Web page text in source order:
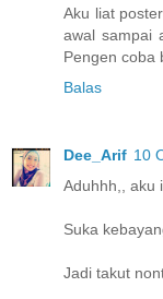
Aku liat
awal
Pengen coba
Balas
Dee_Arif 10
Aduhhh,, aku
Suka
Jadi takut